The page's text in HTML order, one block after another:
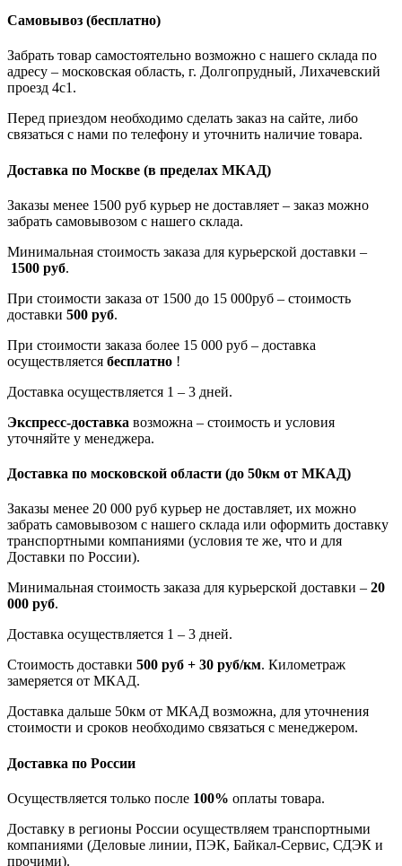
Самовывоз (бесплатно)
Забрать товар самостоятельно возможно с нашего склада по
адресу – московская область, г. Долгопрудный, Лихачевский
проезд 4с1.
Перед приездом необходимо сделать заказ на сайте, либо
связаться с нами по телефону и уточнить наличие товара.
Доставка по Москве (в пределах МКАД)
Заказы менее 1500 руб курьер не доставляет – заказ можно
забрать самовывозом с нашего склада.
Минимальная стоимость заказа для курьерской доставки –
1500 руб.
При стоимости заказа от 1500 до 15 000руб – стоимость
доставки 500 руб.
При стоимости заказа более 15 000 руб – доставка
осуществляется бесплатно !
Доставка осуществляется 1 – 3 дней.
Экспресс-доставка возможна – стоимость и условия
уточняйте у менеджера.
Доставка по московской области (до 50км от МКАД)
Заказы менее 20 000 руб курьер не доставляет, их можно
забрать самовывозом с нашего склада или оформить доставку
транспортными компаниями (условия те же, что и для
Доставки по России).
Минимальная стоимость заказа для курьерской доставки – 20
000 руб.
Доставка осуществляется 1 – 3 дней.
Стоимость доставки 500 руб + 30 руб/км. Километраж
замеряется от МКАД.
Доставка дальше 50км от МКАД возможна, для уточнения
стоимости и сроков необходимо связаться с менеджером.
Доставка по России
Осуществляется только после 100% оплаты товара.
Доставку в регионы России осуществляем транспортными
компаниями (Деловые линии, ПЭК, Байкал-Сервис, СДЭК и
прочими).